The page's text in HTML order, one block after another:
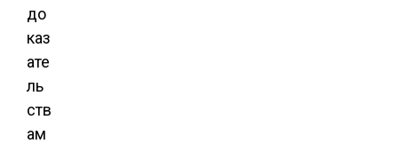
до
каз
ате
ль
ств
ам